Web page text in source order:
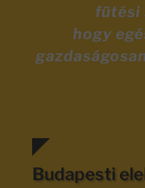
fűtési
hogy
Budapesti